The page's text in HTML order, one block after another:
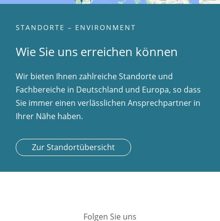
STANDORTE – ENVIRONMENT
Wie Sie uns erreichen können
Wir bieten Ihnen zahlreiche Standorte und
Fachbereiche in Deutschland und Europa, so dass
Sie immer einen verlässlichen Ansprechpartner in
Ihrer Nähe haben.
Zur Standortübersicht
Folgen Sie uns